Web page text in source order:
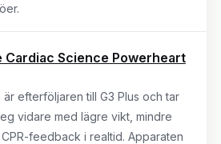
Cardiac Science Powerheart
är efterföljaren till G3 Plus och tar
vidare med lägre vikt, mindre
feedback i realtid. Apparaten